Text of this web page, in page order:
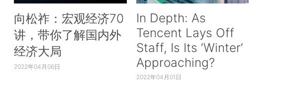
向松祚：宏观经济70
讲，带你了解国内外
经济大局
2022年04月06日
In Depth: As
Tencent Lays Off
Staff, Is Its ‘Winter’
Approaching?
2022年04月01日